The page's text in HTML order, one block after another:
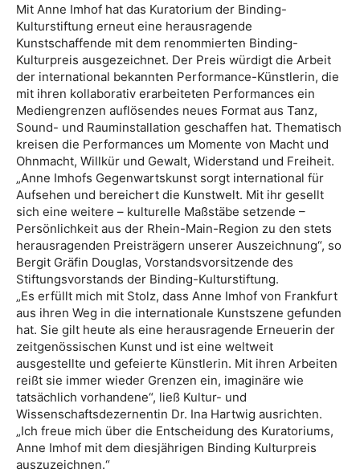
Mit Anne Imhof hat das Kuratorium der Binding-
Kulturstiftung erneut eine herausragende
Kunstschaffende mit dem renommierten Binding-
Kulturpreis ausgezeichnet. Der Preis würdigt die Arbeit
der international bekannten Performance-Künstlerin, die
mit ihren kollaborativ erarbeiteten Performances ein
Mediengrenzen auflösendes neues Format aus Tanz,
Sound- und Rauminstallation geschaffen hat. Thematisch
kreisen die Performances um Momente von Macht und
Ohnmacht, Willkür und Gewalt, Widerstand und Freiheit.
„Anne Imhofs Gegenwartskunst sorgt international für
Aufsehen und bereichert die Kunstwelt. Mit ihr gesellt
sich eine weitere – kulturelle Maßstäbe setzende –
Persönlichkeit aus der Rhein-Main-Region zu den stets
herausragenden Preisträgern unserer Auszeichnung“, so
Bergit Gräfin Douglas, Vorstandsvorsitzende des
Stiftungsvorstands der Binding-Kulturstiftung.
„Es erfüllt mich mit Stolz, dass Anne Imhof von Frankfurt
aus ihren Weg in die internationale Kunstszene gefunden
hat. Sie gilt heute als eine herausragende Erneuerin der
zeitgenössischen Kunst und ist eine weltweit
ausgestellte und gefeierte Künstlerin. Mit ihren Arbeiten
reißt sie immer wieder Grenzen ein, imaginäre wie
tatsächlich vorhandene“, ließ Kultur- und
Wissenschaftsdezernentin Dr. Ina Hartwig ausrichten.
„Ich freue mich über die Entscheidung des Kuratoriums,
Anne Imhof mit dem diesjährigen Binding Kulturpreis
auszuzeichnen.“